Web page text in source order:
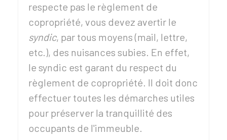
respecte pas le règlement de
copropriété, vous devez avertir le
syndic, par tous moyens (mail, lettre,
etc.), des nuisances subies. En effet,
le syndic est garant du respect du
règlement de copropriété. Il doit donc
effectuer toutes les démarches utiles
pour préserver la tranquillité des
occupants de l'immeuble.